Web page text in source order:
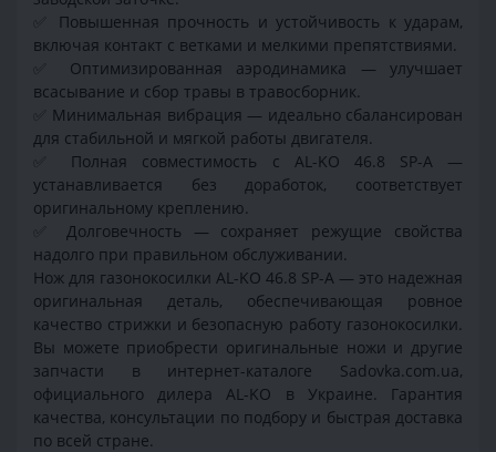
Повышенная прочность и устойчивость к ударам,
включая контакт с ветками и мелкими препятствиями.
Оптимизированная аэродинамика — улучшает
всасывание и сбор травы в травосборник.
Минимальная вибрация — идеально сбалансирован
для стабильной и мягкой работы двигателя.
Полная совместимость с AL-KO 46.8 SP-A —
устанавливается без доработок, соответствует
оригинальному креплению.
Долговечность — сохраняет режущие свойства
надолго при правильном обслуживании.
Нож для газонокосилки AL-KO 46.8 SP-A — это надежная
оригинальная деталь, обеспечивающая ровное
качество стрижки и безопасную работу газонокосилки.
Вы можете приобрести оригинальные ножи и другие
запчасти в интернет-каталоге Sadovka.com.ua,
официального дилера AL-KO в Украине. Гарантия
качества, консультации по подбору и быстрая доставка
по всей стране.